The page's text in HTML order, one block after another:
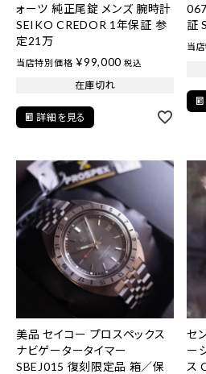
ォーツ 純正尾錠 メンズ 腕時計
SEIKO CREDOR 1年保証 参
定21万
当店特別価格 ¥99,000 税込
在庫切れ
詳細を見る
証
当
美品 セイコー プロスペックス
ナビゲータータイマー
SBEJ015 復刻限定品 箱／保
セ
ー
ス